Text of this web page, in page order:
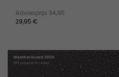
Adviesprijs 34,95
29,95 €